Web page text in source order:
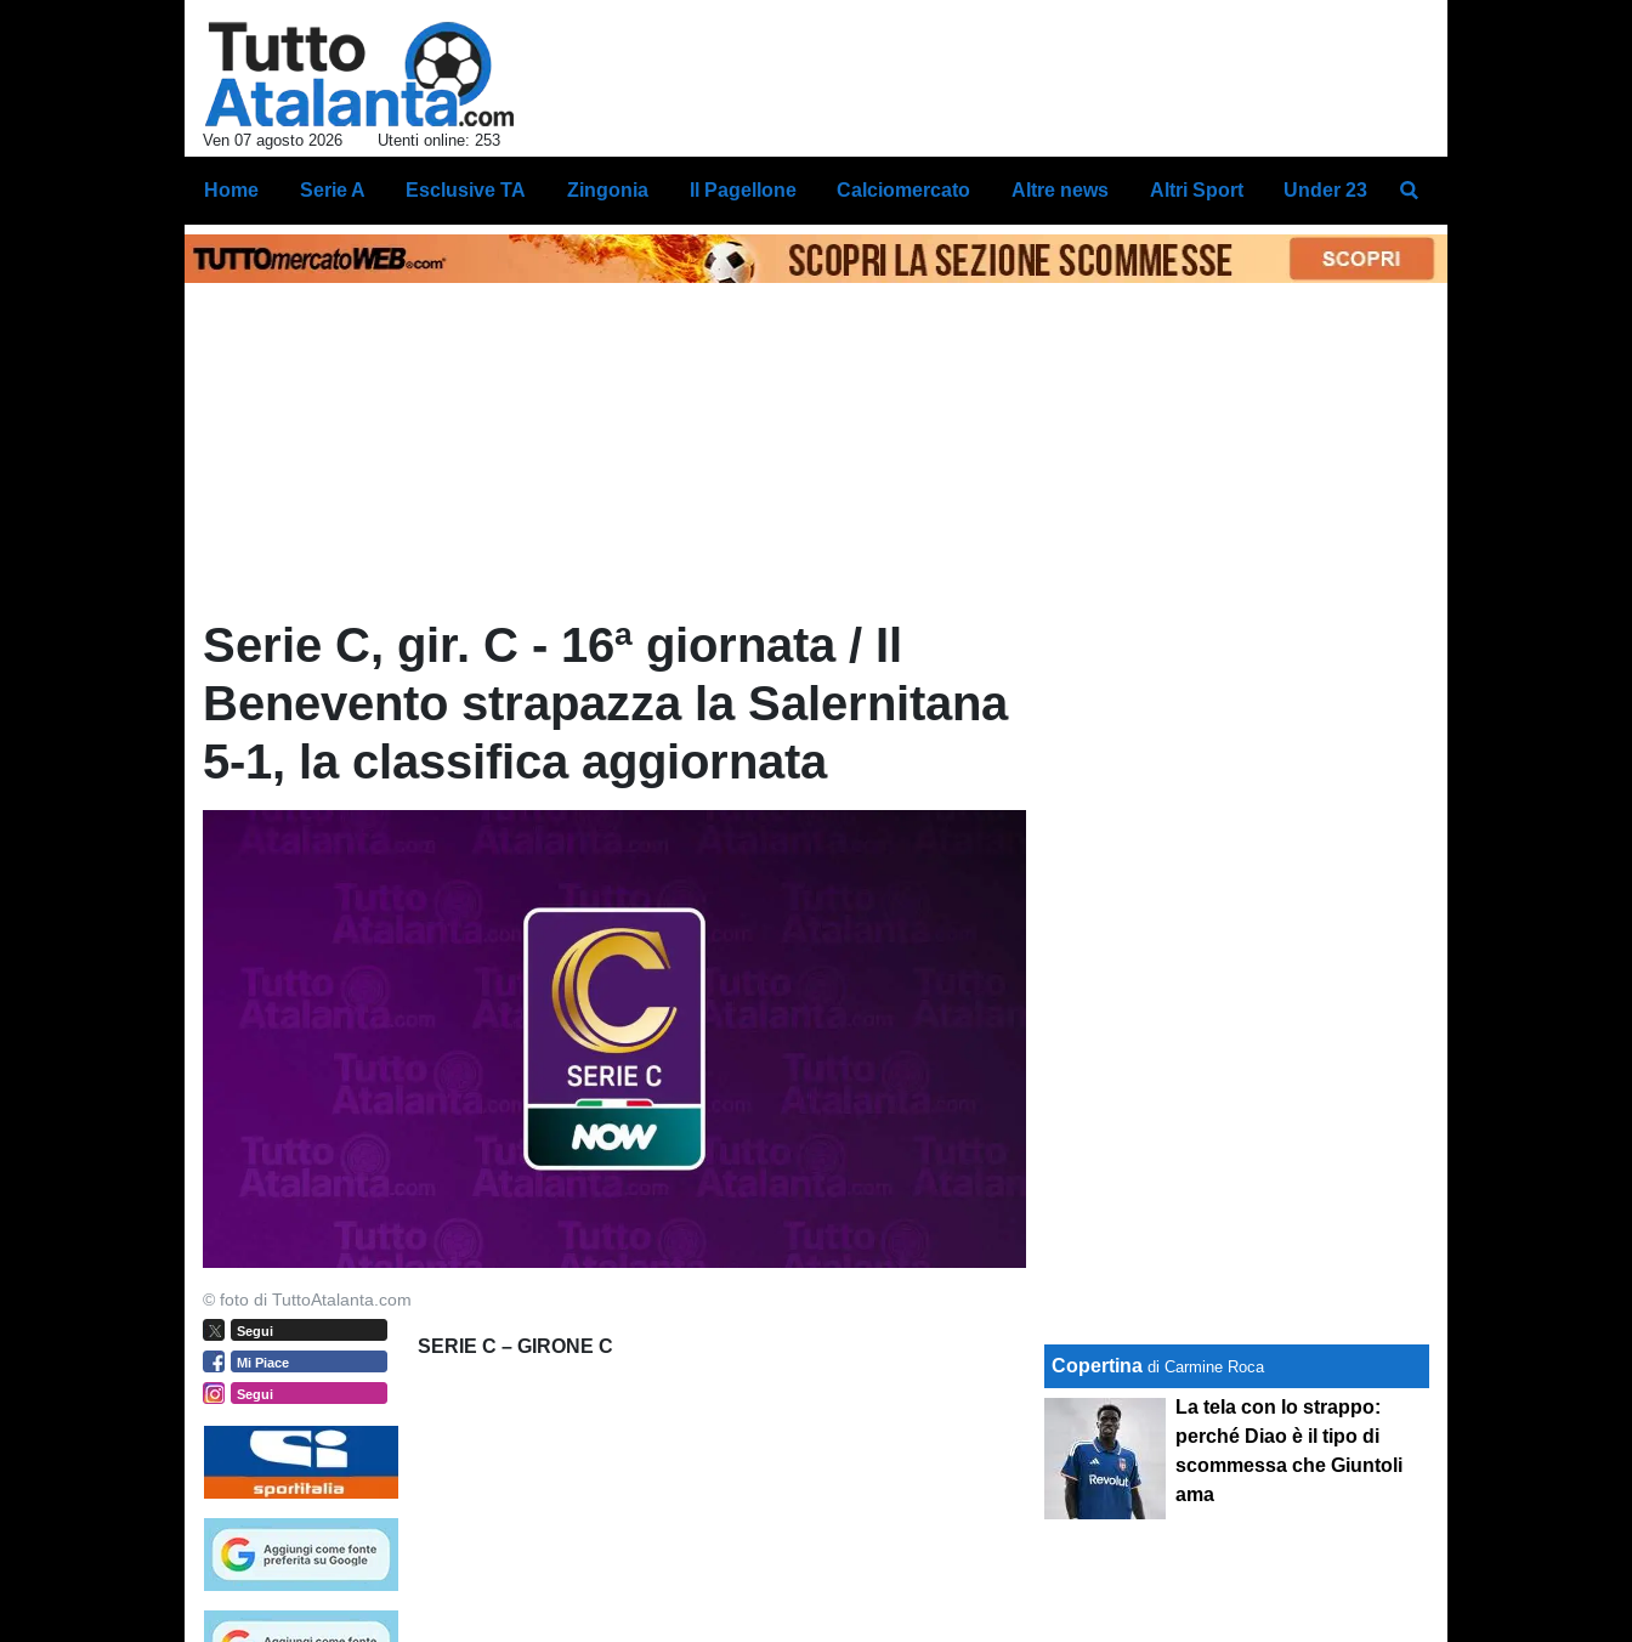
Ven 07 agosto 2026 Utenti online: 253
Home Serie A Esclusive TA Zingonia Il Pagellone Calciomercato Altre news Altri Sport Under 23
Serie C, gir. C - 16ª giornata / Il
Benevento strapazza la Salernitana
5-1, la classifica aggiornata
© foto di TuttoAtalanta.com
Segui
Mi Piace
Segui
SERIE C – GIRONE C
Copertina di Carmine Roca
La tela con lo strappo:
perché Diao è il tipo di
scommessa che Giuntoli
ama